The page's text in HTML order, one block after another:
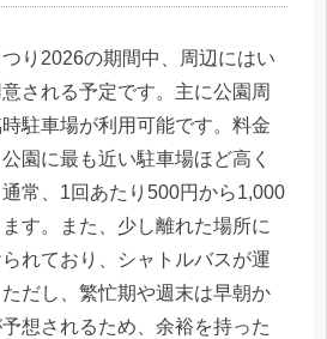
り2026の期間中、周辺にはい
される予定です。主に公園周
駐車場が利用可能です。料金
園に最も近い駐車場ほど高く
常、1回あたり500円から1,000
す。また、少し離れた場所に
れており、シャトルバスが運
だし、繁忙期や週末は早朝か
想されるため、余裕を持った